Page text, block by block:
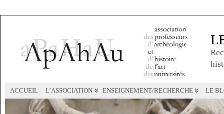
ACCUEIL L’ASSOCIATION ENSEIGNEMENT/RECHERCHE LE